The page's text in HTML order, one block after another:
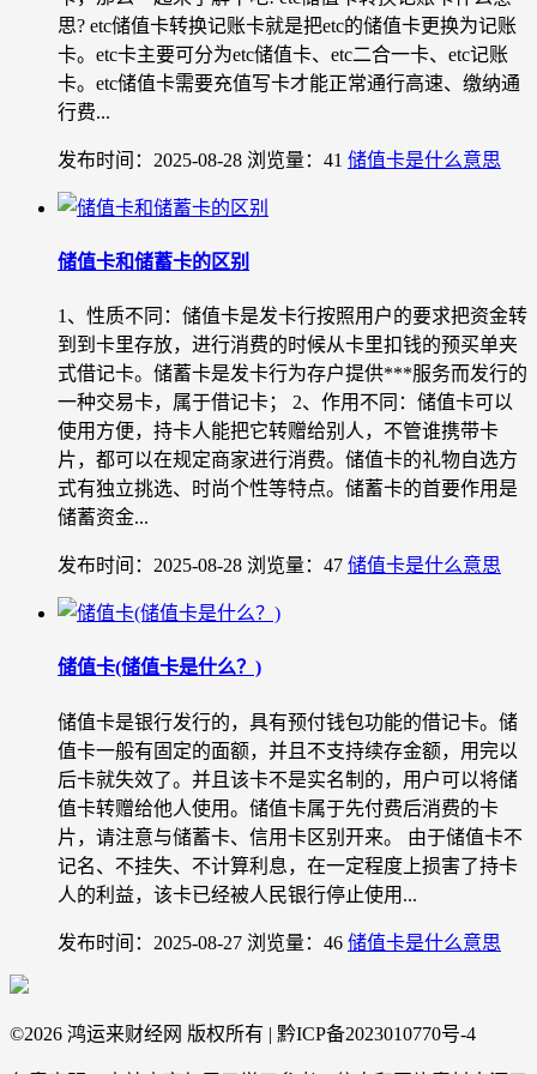
思? etc储值卡转换记账卡就是把etc的储值卡更换为记账
卡。etc卡主要可分为etc储值卡、etc二合一卡、etc记账
卡。etc储值卡需要充值写卡才能正常通行高速、缴纳通
行费...
发布时间：2025-08-28 浏览量：41 储值卡是什么意思
储值卡和储蓄卡的区别
1、性质不同：储值卡是发卡行按照用户的要求把资金转
到到卡里存放，进行消费的时候从卡里扣钱的预买单夹
式借记卡。储蓄卡是发卡行为存户提供***服务而发行的
一种交易卡，属于借记卡； 2、作用不同：储值卡可以
使用方便，持卡人能把它转赠给别人，不管谁携带卡
片，都可以在规定商家进行消费。储值卡的礼物自选方
式有独立挑选、时尚个性等特点。储蓄卡的首要作用是
储蓄资金...
发布时间：2025-08-28 浏览量：47 储值卡是什么意思
储值卡(储值卡是什么？)
储值卡是银行发行的，具有预付钱包功能的借记卡。储
值卡一般有固定的面额，并且不支持续存金额，用完以
后卡就失效了。并且该卡不是实名制的，用户可以将储
值卡转赠给他人使用。储值卡属于先付费后消费的卡
片，请注意与储蓄卡、信用卡区别开来。 由于储值卡不
记名、不挂失、不计算利息，在一定程度上损害了持卡
人的利益，该卡已经被人民银行停止使用...
发布时间：2025-08-27 浏览量：46 储值卡是什么意思
©2026 鸿运来财经网 版权所有 | 黔ICP备2023010770号-4